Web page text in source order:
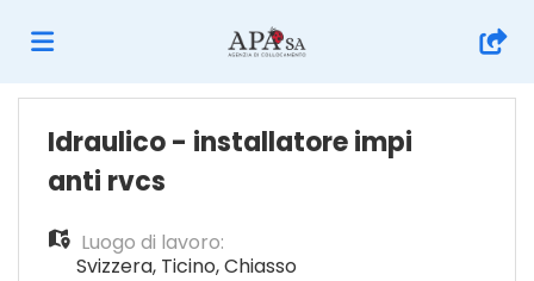
Home
Idraulico - installatore impi
anti rvcs
Luogo di lavoro:
Svizzera, Ticino,Chiasso